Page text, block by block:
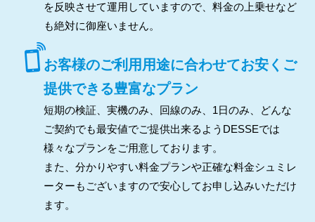
を反映させて運用していますので、料金の上乗せなど
も絶対に御座いません。
お客様のご利用用途に合わせてお安くご
提供できる豊富なプラン
短期の検証、実機のみ、回線のみ、1日のみ、どんな
ご契約でも最安値でご提供出来るようDESSEでは
様々なプランをご用意しております。
また、分かりやすい料金プランや正確な料金シュミレ
ーターもございますので安心してお申し込みいただけ
ます。